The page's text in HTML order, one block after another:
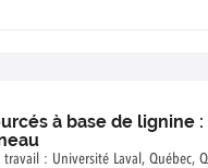
à base de lignine
: Université Laval, Québec,